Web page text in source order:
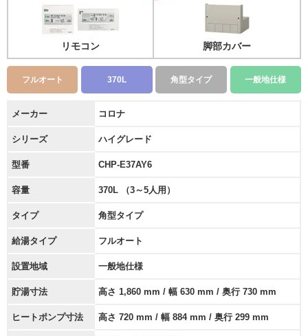
リモコン 脚部カバー
フルオート 370L 角型タイプ 一般地仕様
メーカー コロナ
シリーズ ハイグレード
型番 CHP-E37AY6
容量 370L （3～5人用）
タイプ 角型タイプ
給湯タイプ フルオート
設置地域 一般地仕様
貯湯寸法 高さ 1,860 mm / 幅 630 mm / 奥行 730 mm
ヒートポンプ寸法 高さ 720 mm / 幅 884 mm / 奥行 299 mm